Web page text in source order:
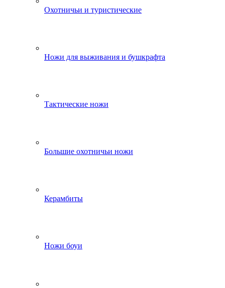
Охотничьи и туристические
Ножи для выживания и бушкрафта
Тактические ножи
Большие охотничьи ножи
Керамбиты
Ножи боуи